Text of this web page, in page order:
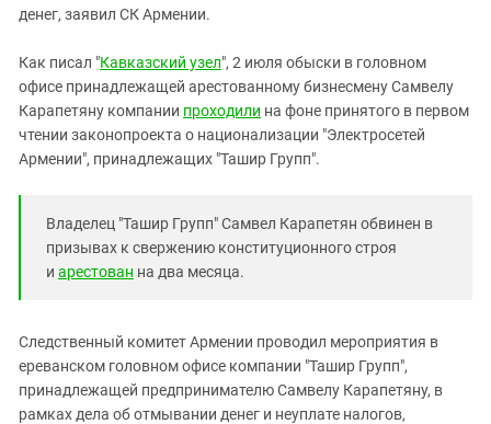
Ставропольский край
Южная Осетия
Южный Кавказ
ЮФО
денег, заявил СК Армении.
Как писал "Кавказский узел", 2 июля обыски в головном
офисе принадлежащей арестованному бизнесмену Самвелу
Карапетяну компании проходили на фоне принятого в первом
чтении законопроекта о национализации "Электросетей
Армении", принадлежащих "Ташир Групп".
Владелец "Ташир Групп" Самвел Карапетян обвинен в
призывах к свержению конституционного строя
и арестован на два месяца.
Следственный комитет Армении проводил мероприятия в
ереванском головном офисе компании "Ташир Групп",
принадлежащей предпринимателю Самвелу Карапетяну, в
рамках дела об отмывании денег и неуплате налогов,